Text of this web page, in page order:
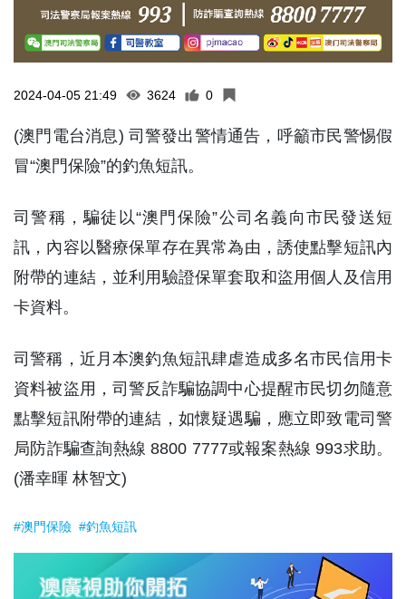
2024-04-05 21:49 3624 0
(澳門電台消息) 司警發出警情通告，呼籲市民警惕假
冒“澳門保險”的釣魚短訊。
司警稱，騙徒以“澳門保險”公司名義向市民發送短
訊，內容以醫療保單存在異常為由，誘使點擊短訊內
附帶的連結，並利用驗證保單套取和盜用個人及信用
卡資料。
司警稱，近月本澳釣魚短訊肆虐造成多名市民信用卡
資料被盜用，司警反詐騙協調中心提醒市民切勿隨意
點擊短訊附帶的連結，如懷疑遇騙，應立即致電司警
局防詐騙查詢熱線 8800 7777或報案熱線 993求助。
(潘幸暉 林智文)
#澳門保險 #釣魚短訊